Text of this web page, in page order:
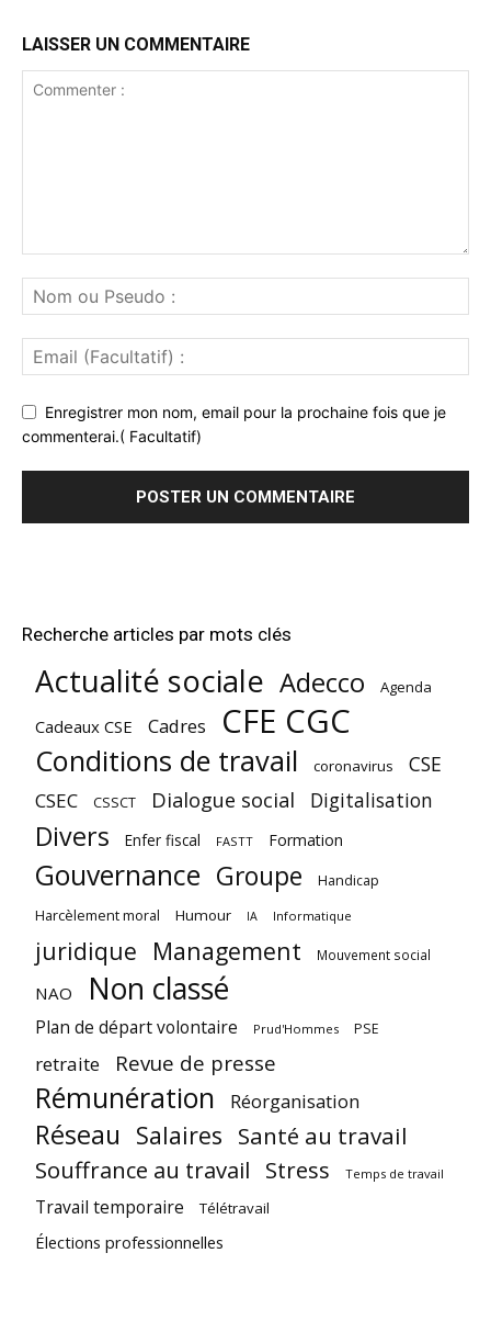
LAISSER UN COMMENTAIRE
Enregistrer mon nom, email pour la prochaine fois que je
commenterai.( Facultatif)
Recherche articles par mots clés
Actualité sociale Adecco Agenda
Cadeaux CSE Cadres CFE CGC
Conditions de travail coronavirus CSE
CSEC CSSCT Dialogue social Digitalisation
Divers Enfer fiscal FASTT Formation
Gouvernance Groupe Handicap
Harcèlement moral Humour IA Informatique
juridique Management Mouvement social
NAO Non classé
Plan de départ volontaire Prud'Hommes PSE
retraite Revue de presse
Rémunération Réorganisation
Réseau Salaires Santé au travail
Souffrance au travail Stress Temps de travail
Travail temporaire Télétravail
Élections professionnelles